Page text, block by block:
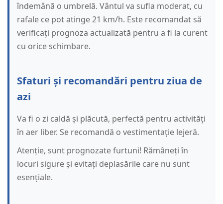
îndemână o umbrelă. Vântul va sufla moderat, cu
rafale ce pot atinge 21 km/h. Este recomandat să
verificați prognoza actualizată pentru a fi la curent
cu orice schimbare.
Sfaturi și recomandări pentru ziua de
azi
Va fi o zi caldă și plăcută, perfectă pentru activități
în aer liber. Se recomandă o vestimentație lejeră.
Atenție, sunt prognozate furtuni! Rămâneți în
locuri sigure și evitați deplasările care nu sunt
esențiale.